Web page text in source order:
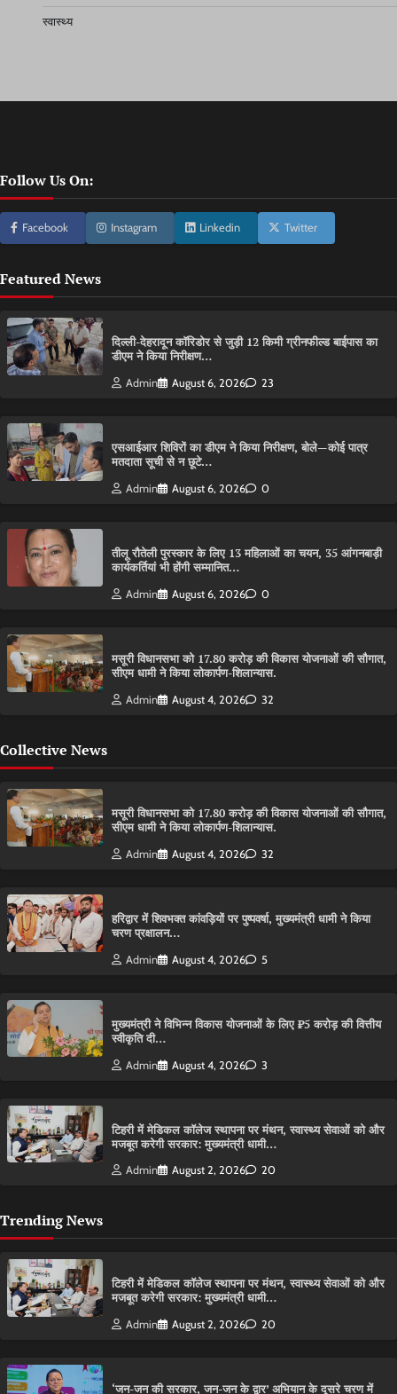
स्वास्थ्य
Follow Us On:
Facebook Instagram Linkedin Twitter
Featured News
दिल्ली-देहरादून कॉरिडोर से जुड़ी 12 किमी ग्रीनफील्ड बाईपास का
डीएम ने किया निरीक्षण…
Admin August 6, 2026 23
एसआईआर शिविरों का डीएम ने किया निरीक्षण, बोले—कोई पात्र
मतदाता सूची से न छूटे…
Admin August 6, 2026 0
तीलू रौतेली पुरस्कार के लिए 13 महिलाओं का चयन, 35 आंगनबाड़ी
कार्यकर्तियां भी होंगी सम्मानित…
Admin August 6, 2026 0
मसूरी विधानसभा को 17.80 करोड़ की विकास योजनाओं की सौगात,
सीएम धामी ने किया लोकार्पण-शिलान्यास.
Admin August 4, 2026 32
Collective News
मसूरी विधानसभा को 17.80 करोड़ की विकास योजनाओं की सौगात,
सीएम धामी ने किया लोकार्पण-शिलान्यास.
Admin August 4, 2026 32
हरिद्वार में शिवभक्त कांवड़ियों पर पुष्पवर्षा, मुख्यमंत्री धामी ने किया
चरण प्रक्षालन…
Admin August 4, 2026 5
मुख्यमंत्री ने विभिन्न विकास योजनाओं के लिए ₹5 करोड़ की वित्तीय
स्वीकृति दी…
Admin August 4, 2026 3
टिहरी में मेडिकल कॉलेज स्थापना पर मंथन, स्वास्थ्य सेवाओं को और
मजबूत करेगी सरकार: मुख्यमंत्री धामी…
Admin August 2, 2026 20
Trending News
टिहरी में मेडिकल कॉलेज स्थापना पर मंथन, स्वास्थ्य सेवाओं को और
मजबूत करेगी सरकार: मुख्यमंत्री धामी…
Admin August 2, 2026 20
‘जन-जन की सरकार, जन-जन के द्वार’ अभियान के दूसरे चरण में